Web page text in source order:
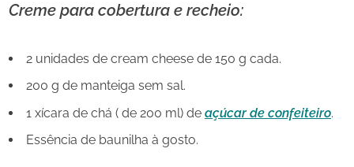
Creme para cobertura e recheio:
2 unidades de cream cheese de 150 g cada.
200 g de manteiga sem sal.
1 xícara de chá ( de 200 ml) de açúcar de confeiteiro.
Essência de baunilha à gosto.